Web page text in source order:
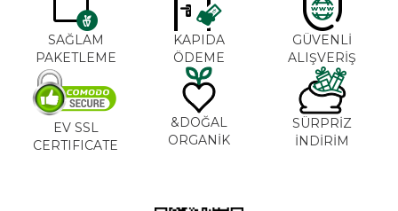
GÜVENLİ
ALIŞVERİŞ
KAPIDA
ÖDEME
SAĞLAM
PAKETLEME
SÜRPRİZ
İNDİRİM
DOĞAL&
ORGANİK
EV SSL
CERTIFICATE